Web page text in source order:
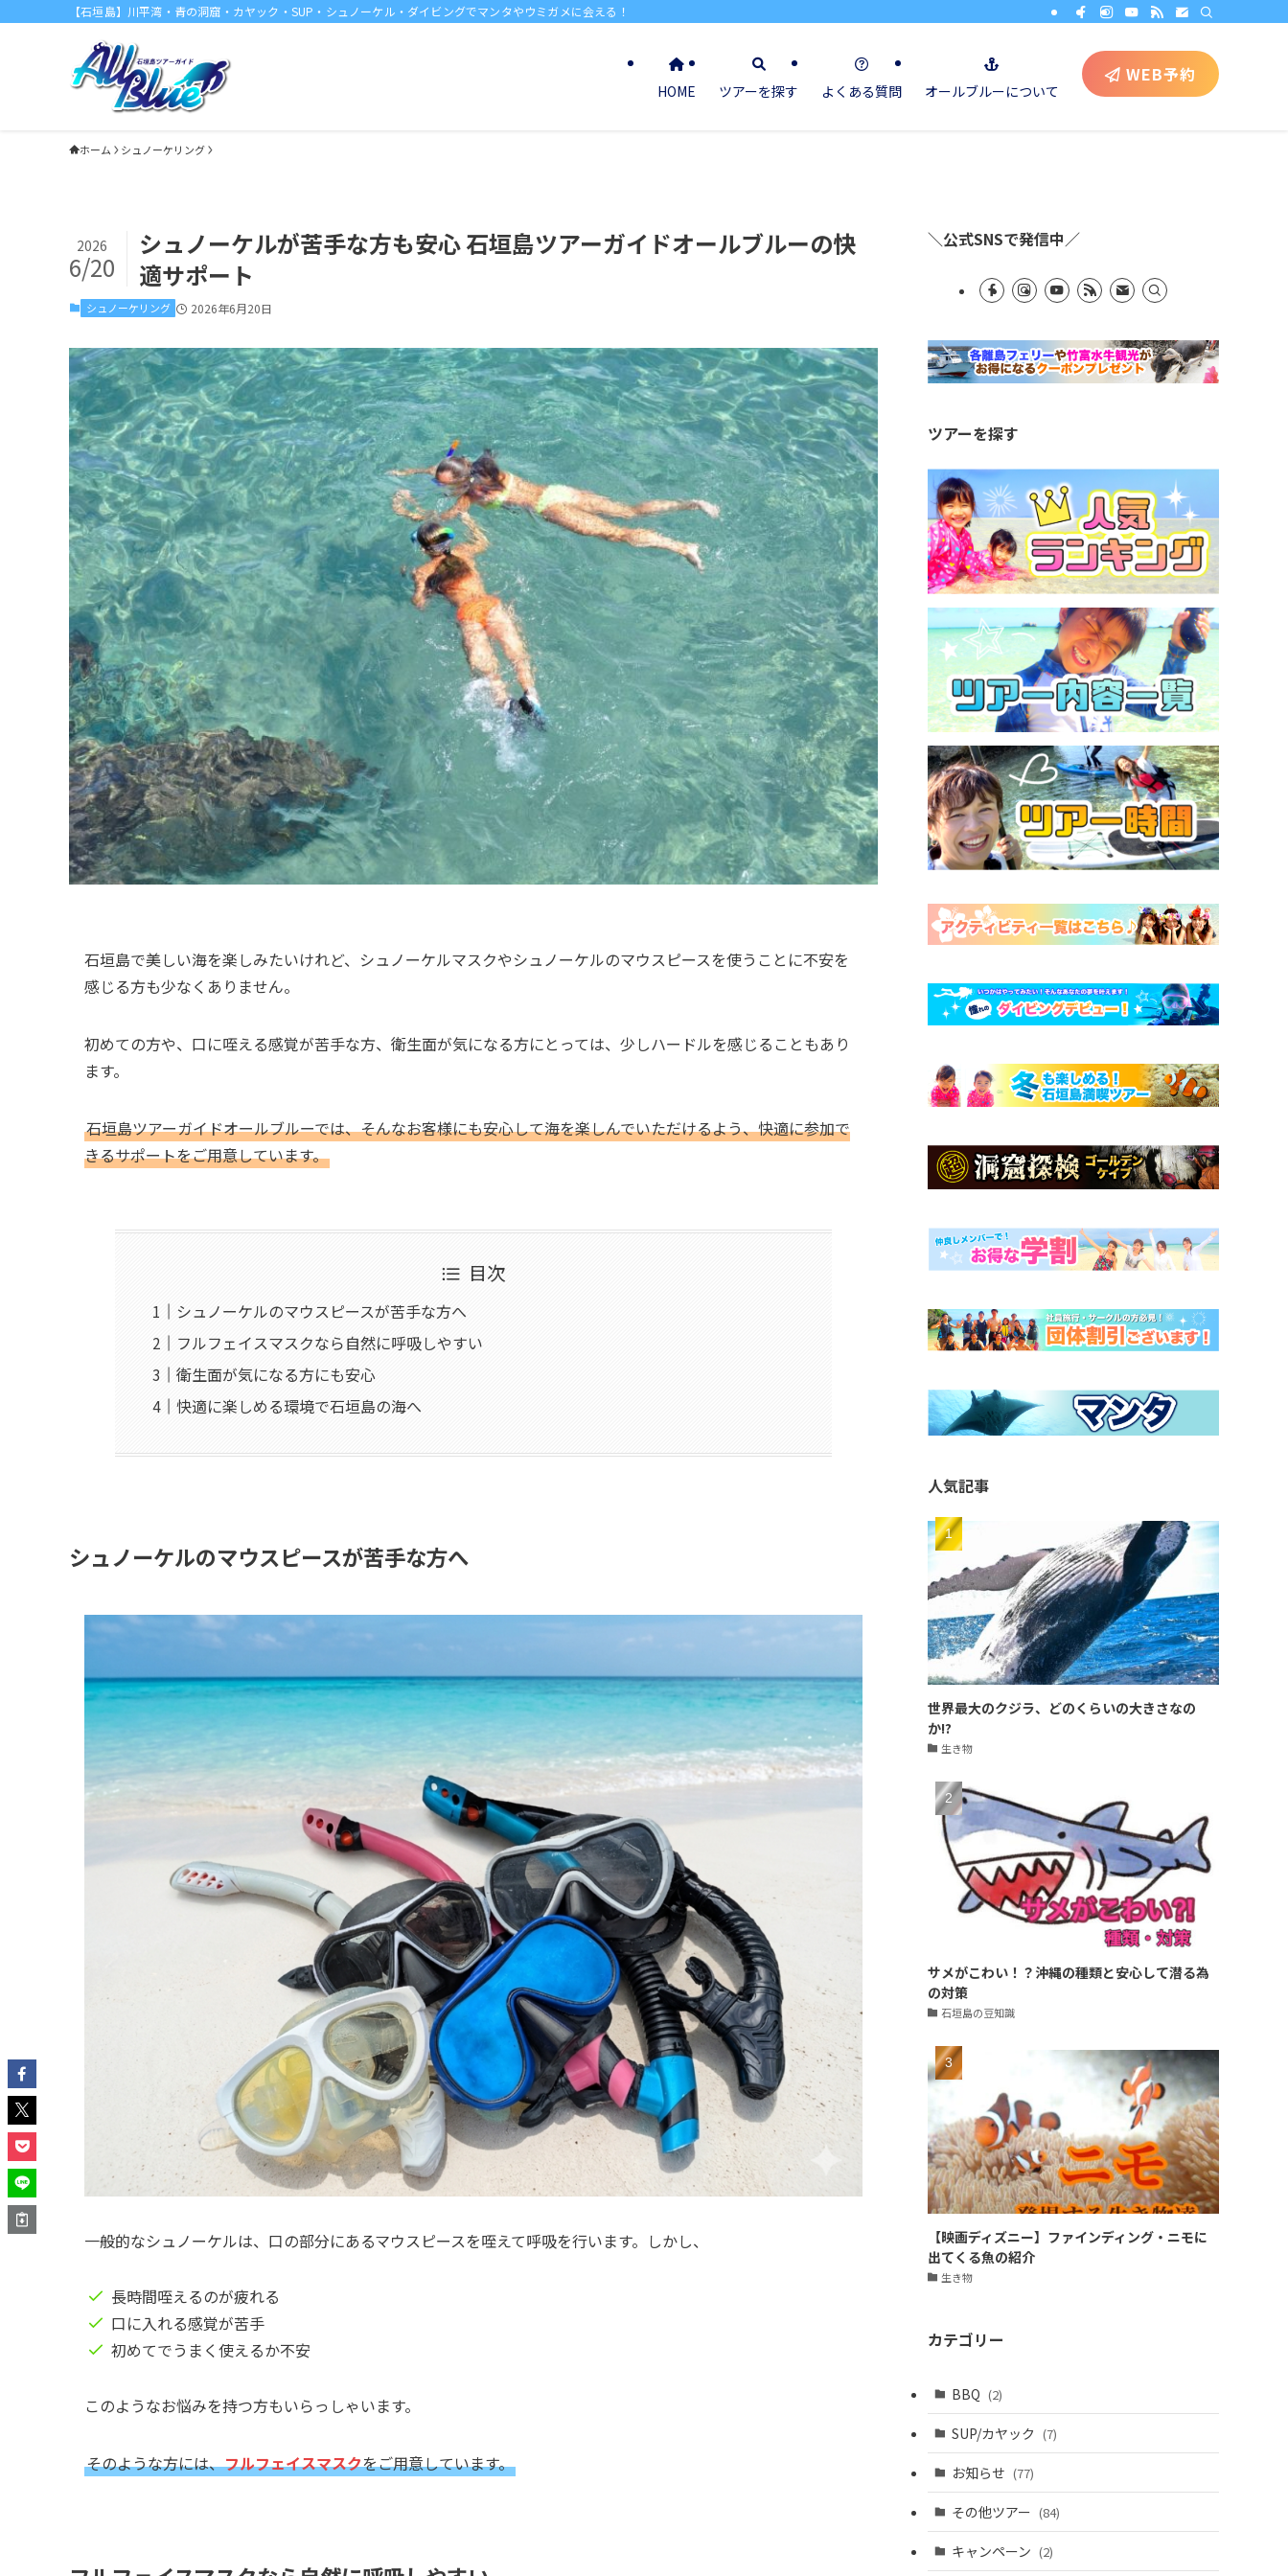
【石垣島】川平湾・青の洞窟・カヤック・SUP・シュノーケル・ダイビングでマンタやウミガメに会える！
HOME ツアーを探す よくある質問 オールブルーについて
WEB予約
ホーム シュノーケリング
シュノーケルが苦手な方も安心 石垣島ツアーガイドオールブルーの快
適サポート
2026
6/20
シュノーケリング 2026年6月20日
石垣島で美しい海を楽しみたいけれど、シュノーケルマスクやシュノーケルのマウスピースを使うことに不安を
感じる方も少なくありません。
初めての方や、口に咥える感覚が苦手な方、衛生面が気になる方にとっては、少しハードルを感じることもあり
ます。
石垣島ツアーガイドオールブルーでは、そんなお客様にも安心して海を楽しんでいただけるよう、快適に参加で
きるサポートをご用意しています。
目次
シュノーケルのマウスピースが苦手な方へ
フルフェイスマスクなら自然に呼吸しやすい
衛生面が気になる方にも安心
快適に楽しめる環境で石垣島の海へ
シュノーケルのマウスピースが苦手な方へ
一般的なシュノーケルは、口の部分にあるマウスピースを咥えて呼吸を行います。しかし、
長時間咥えるのが疲れる
口に入れる感覚が苦手
初めてでうまく使えるか不安
このようなお悩みを持つ方もいらっしゃいます。
そのような方には、フルフェイスマスクをご用意しています。
＼公式SNSで発信中／
ツアーを探す
人気記事
世界最大のクジラ、どのくらいの大きさなの
か!?
生き物
サメがこわい！？沖縄の種類と安心して潜る為
の対策
石垣島の豆知識
【映画ディズニー】ファインディング・ニモに
出てくる魚の紹介
生き物
カテゴリー
BBQ (2)
SUP/カヤック (7)
お知らせ (77)
その他ツアー (84)
キャンペーン (2)